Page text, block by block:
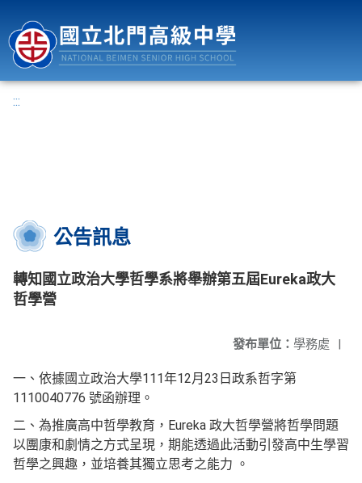
:::
公告訊息
轉知國立政治大學哲學系將舉辦第五屆Eureka政大
哲學營
發布單位： 學務處 |
一、依據國立政治大學111年12月23日政系哲字第
1110040776 號函辦理。
二、為推廣高中哲學教育，Eureka 政大哲學營將哲學問題
以團康和劇情之方式呈現，期能透過此活動引發高中生學習
哲學之興趣，並培養其獨立思考之能力 。